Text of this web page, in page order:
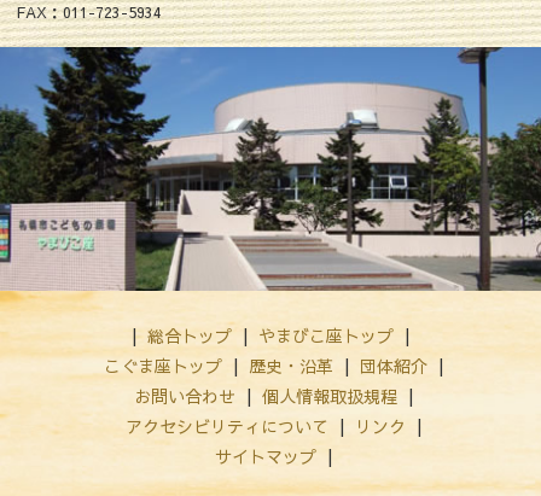
FAX：011-723-5934
総合トップ
やまびこ座トップ
こぐま座トップ
歴史・沿革
団体紹介
お問い合わせ
個人情報取扱規程
アクセシビリティについて
リンク
サイトマップ